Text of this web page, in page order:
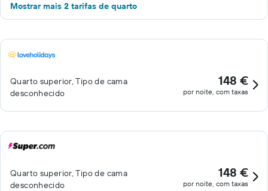
Mostrar mais 2 tarifas de quarto
Quarto superior, Tipo de cama
desconhecido
148 €
por noite, com taxas
Quarto superior, Tipo de cama
desconhecido
148 €
por noite, com taxas